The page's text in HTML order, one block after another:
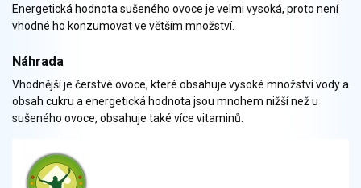
Sladkosti, slané výrobky
Zmrzliny
Polotovary, hotové pokrmy
Proteinové výrobky, doplňky stravy
Nápoje alkoholické
Restaurace, jídelny, hotová jídla
Energetická hodnota sušeného ovoce je velmi vysoká, proto není
vhodné ho konzumovat ve větším množství.
Náhrada
Vhodnější je čerstvé ovoce, které obsahuje vysoké množství vody a
obsah cukru a energetická hodnota jsou mnohem nižší než u
sušeného ovoce, obsahuje také více vitaminů.